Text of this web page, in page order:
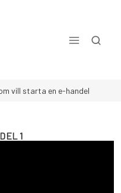
vill starta en e-handel
1